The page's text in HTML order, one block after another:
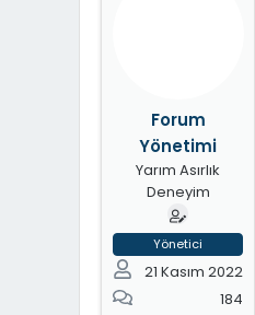
Forum
Yönetimi
Yarım Asırlık
Deneyim
Yönetici
21 Kasım 2022
184